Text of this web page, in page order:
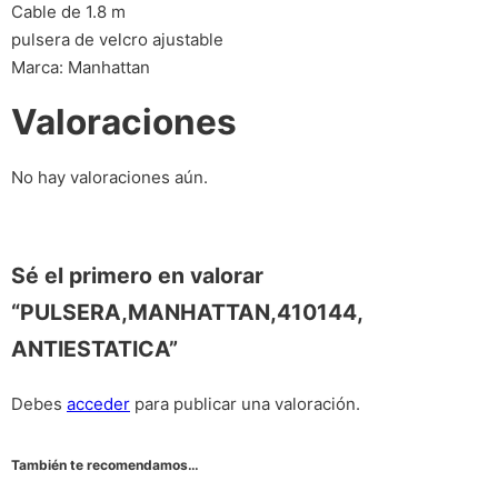
Cable de 1.8 m
pulsera de velcro ajustable
Marca: Manhattan
Valoraciones
No hay valoraciones aún.
Sé el primero en valorar
“PULSERA,MANHATTAN,410144,
ANTIESTATICA”
Debes acceder para publicar una valoración.
También te recomendamos…